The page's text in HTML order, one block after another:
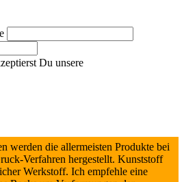
Du unsere
werden die allermeisten Produkte bei
Verfahren hergestellt. Kunststoff
Werkstoff. Ich empfehle eine